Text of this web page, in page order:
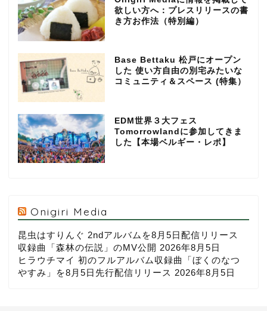
欲しい方へ：プレスリリースの書
き方お作法（特別編）
Base Bettaku 松戸にオープン
した 使い方自由の別宅みたいな
コミュニティ＆スペース (特集）
EDM世界３大フェス
Tomorrowlandに参加してきま
した【本場ベルギー・レポ】
Onigiri Media
昆虫はすりんぐ 2ndアルバムを8月5日配信リリース
収録曲「森林の伝説」のMV公開 2026年8月5日
ヒラウチマイ 初のフルアルバム収録曲「ぼくのなつ
やすみ」を8月5日先行配信リリース 2026年8月5日